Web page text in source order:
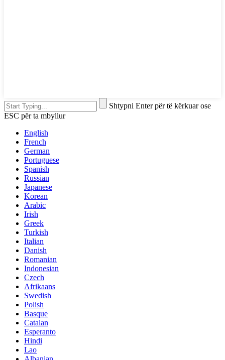
Shtypni Enter për të kërkuar ose
ESC për ta mbyllur
English
French
German
Portuguese
Spanish
Russian
Japanese
Korean
Arabic
Irish
Greek
Turkish
Italian
Danish
Romanian
Indonesian
Czech
Afrikaans
Swedish
Polish
Basque
Catalan
Esperanto
Hindi
Lao